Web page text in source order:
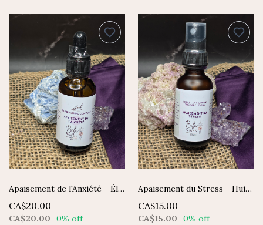
Apaisement de l'Anxiété - Élixir composé Fleurs de Bach
CA$20.00
CA$20.00 0% off
Apaisement du Stress - Huile Corporelle Thérapeutique
CA$15.00
CA$15.00 0% off